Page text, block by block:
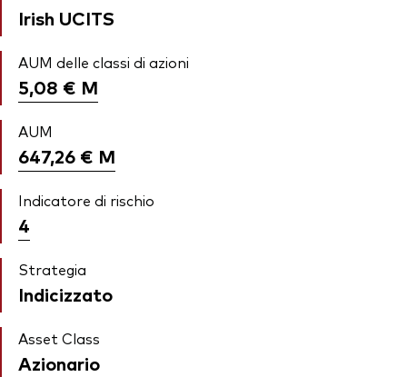
Irish UCITS
AUM delle classi di azioni
5,08 € M
AUM
647,26 € M
Indicatore di rischio
4
Strategia
Indicizzato
Asset Class
Azionario